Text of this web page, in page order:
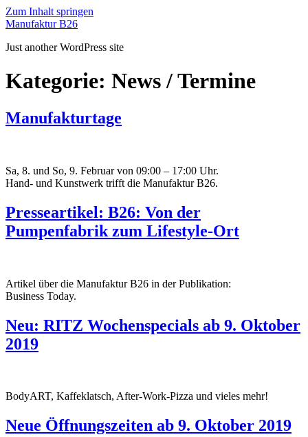
Zum Inhalt springen
Manufaktur B26
Just another WordPress site
Kategorie: News / Termine
Manufakturtage
Sa, 8. und So, 9. Februar von 09:00 – 17:00 Uhr.
Hand- und Kunstwerk trifft die Manufaktur B26.
Presseartikel: B26: Von der
Pumpenfabrik zum Lifestyle-Ort
Artikel über die Manufaktur B26 in der Publikation:
Business Today.
Neu: RITZ Wochenspecials ab 9. Oktober
2019
BodyART, Kaffeklatsch, After-Work-Pizza und vieles mehr!
Neue Öffnungszeiten ab 9. Oktober 2019